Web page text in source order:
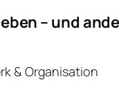
– und
& Organisation